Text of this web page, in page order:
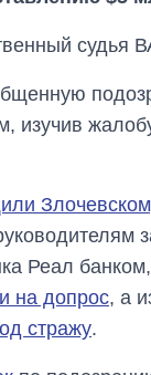
судья
изучив
Реал
на допрос, а
стражу.